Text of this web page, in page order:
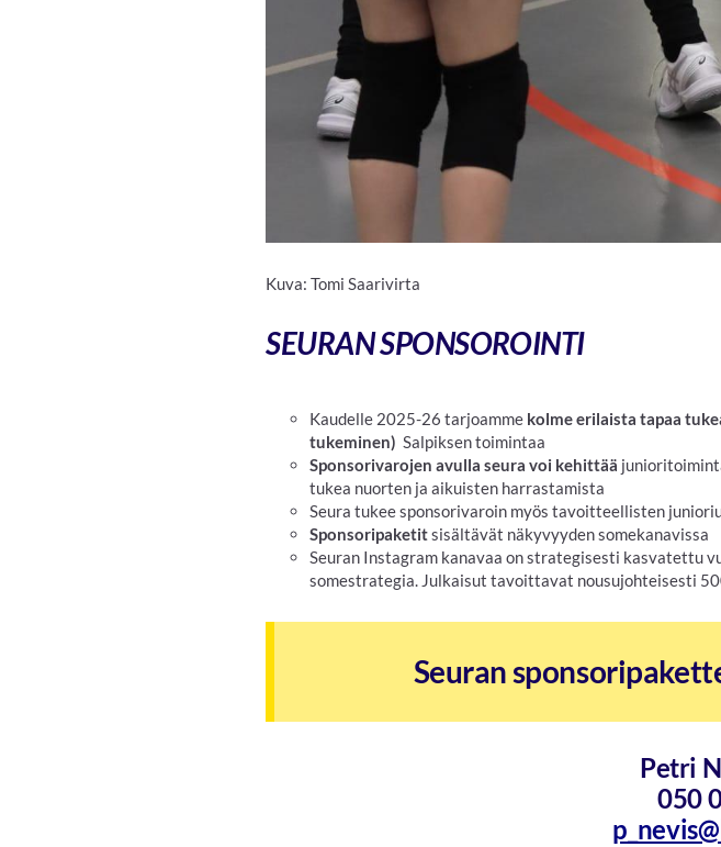
Kuva: Tomi Saarivirta
SEURAN SPONSOROINTI
Kaudelle 2025-26 tarjoamme kolme erilaista tapaa
tukeminen) Salpiksen toimintaa
Sponsorivarojen avulla seura voi kehittää
tukea nuorten ja aikuisten harrastamista
Seura tukee sponsorivaroin myös tavoitteellisten
Sponsoripaketitsisältävät näkyvyyden somekanavissa
Seuran Instagram kanavaa on strategisesti kasvatettu
somestrategia. Julkaisut tavoittavat nousujohteisesti
Seuran
Petri
050